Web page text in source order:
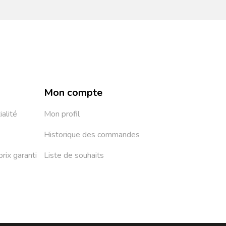
garanti
Mon compte
Mon profil
Historique des commandes
Liste de souhaits